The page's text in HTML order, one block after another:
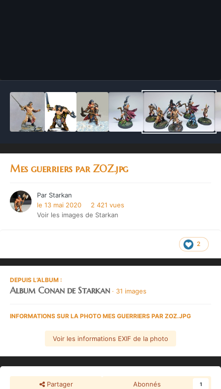
Mes guerriers par ZOZ.jpg
Par Starkan
le 13 mai 2020
2 421 vues
Voir les images de Starkan
2
DEPUIS L’ALBUM :
Album Conan de Starkan · 31 images
INFORMATIONS SUR LA PHOTO MES GUERRIERS PAR ZOZ.JPG
Voir les informations EXIF de la photo
Partager Abonnés 1